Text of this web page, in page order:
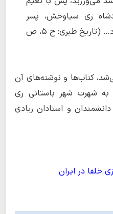
رى سیاوخش، پسر
مهران، پسر بهرام چوبین بود… (تاریخ طبری: ج ۵، ص
کتاب‌ها و نوشته‌های آن
شهرت شهر باستانی ری
و استادان زیادی
خلفا در ایران